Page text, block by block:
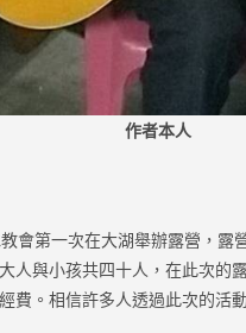
作者本人
會第一次在大湖舉辦露營，露
人與小孩共四十人，在此次的
費。相信許多人透過此次的活